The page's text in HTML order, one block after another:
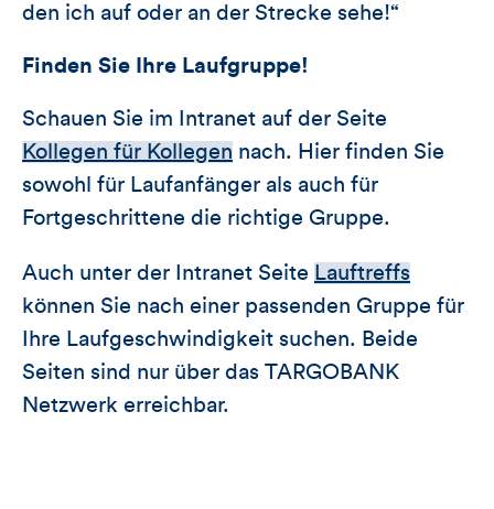
den ich auf oder an der Strecke sehe!“
Finden Sie Ihre Laufgruppe!
Schauen Sie im Intranet auf der Seite
Kollegen für Kollegen nach. Hier finden Sie
sowohl für Laufanfänger als auch für
Fortgeschrittene die richtige Gruppe.
Auch unter der Intranet Seite Lauftreffs
können Sie nach einer passenden Gruppe für
Ihre Laufgeschwindigkeit suchen. Beide
Seiten sind nur über das TARGOBANK
Netzwerk erreichbar.